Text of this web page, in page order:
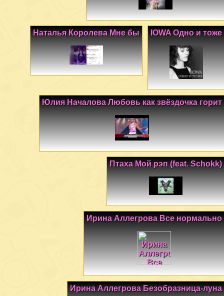
IOWA Одно и тоже
Наталья Королева Мне бы
Юлия Началова Любовь как звёздочка горит
Птаха Мой рэп (feat. Schokk)
Ирина Аллегрова Все нормально
Ирина Аллегрова Безобразница-луна